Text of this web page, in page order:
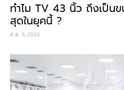
ทำไม TV 43 นิ้ว ถึงเป็น
สุดในยุคนี้ ?
ส.ค. 6, 2026